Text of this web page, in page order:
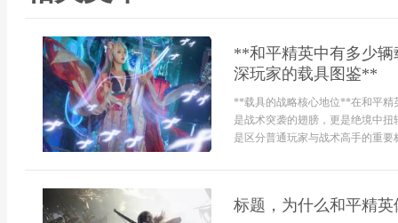
**和平精英中有多少
深玩家的载具图鉴**
**载具的战略核心地位**在和平精
是战术突袭的翅膀，更是绝境中
是区分普通玩家与战术高手的重要
标题，为什么和平精